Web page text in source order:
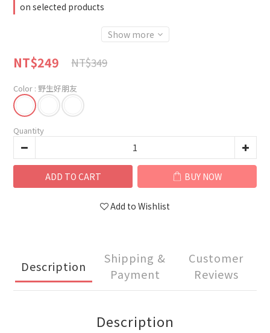
on selected products
Show more
NT$249 NT$349
Color : 野生好朋友
Quantity
ADD TO CART BUY NOW
Add to Wishlist
Description
Shipping &
Payment
Customer
Reviews
Description